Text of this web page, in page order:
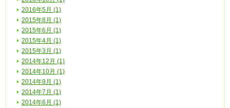
2016年5月 (1)
2015年8月 (1)
2015年6月 (1)
2015年4月 (1)
2015年3月 (1)
2014年12月 (1)
2014年10月 (1)
2014年9月 (1)
2014年7月 (1)
2014年6月 (1)